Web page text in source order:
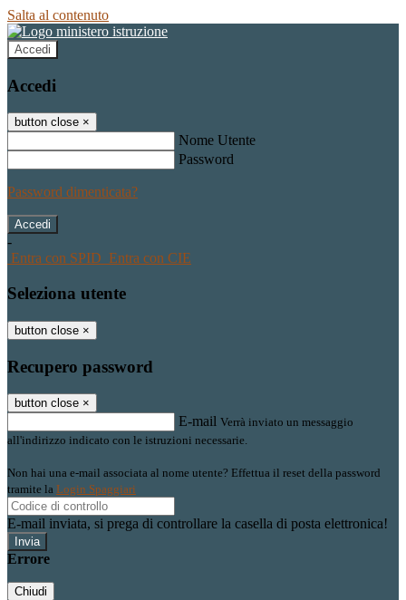
Salta al contenuto
Accedi
Accedi
button close ×
Nome Utente
Password
Password dimenticata?
-
Entra con SPID Entra con CIE
Seleziona utente
button close ×
Recupero password
button close ×
E-mail Verrà inviato un messaggio
all'indirizzo indicato con le istruzioni necessarie.
Non hai una e-mail associata al nome utente? Effettua il reset della password
tramite la Login Spaggiari
E-mail inviata, si prega di controllare la casella di posta elettronica!
Errore
Chiudi